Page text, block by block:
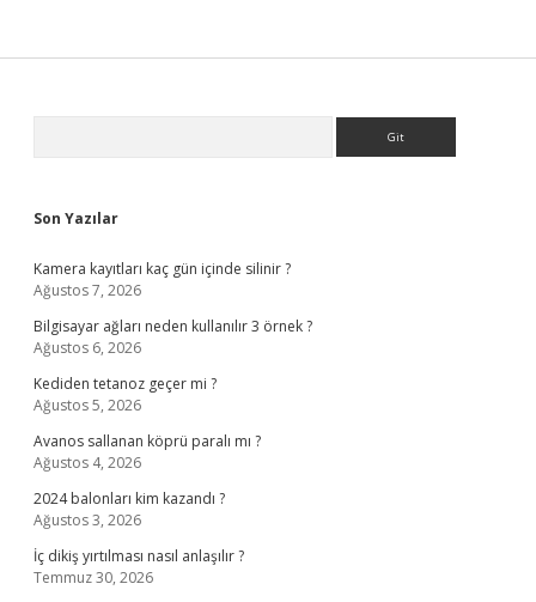
Son Yazılar
Kamera kayıtları kaç gün içinde silinir ?
Ağustos 7, 2026
Bilgisayar ağları neden kullanılır 3 örnek ?
Ağustos 6, 2026
Kediden tetanoz geçer mi ?
Ağustos 5, 2026
Avanos sallanan köprü paralı mı ?
Ağustos 4, 2026
2024 balonları kim kazandı ?
Ağustos 3, 2026
İç dikiş yırtılması nasıl anlaşılır ?
Temmuz 30, 2026